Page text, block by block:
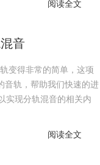
阅读全文
音
变得非常的简单，这项
音轨，帮助我们快速的进
实现分轨混音的相关内
阅读全文